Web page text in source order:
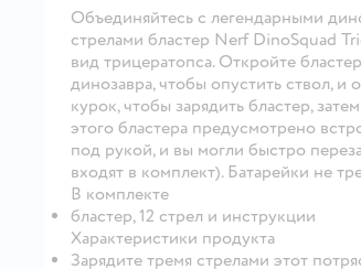
Объединяйтесь с легендарными
стрелами бластер Nerf DinoSquad
вид трицератопса. Откройте
динозавра, чтобы опустить ствол, и
курок, чтобы зарядить бластер,
этого бластера предусмотрено
под рукой, и вы могли быстро
входят в комплект). Батарейки не
В комплекте
бластер, 12 стрел и инструкции
Характеристики продукта
Зарядите тремя стрелами этот